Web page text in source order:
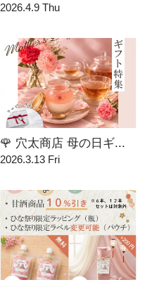
2026.4.9 Thu
🌹 穴太商店 母の日ギ...
2026.3.13 Fri